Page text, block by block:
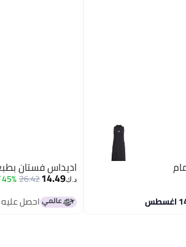
اديداس فستان
د.ك‏14.49
26.42
45% OFF
احصل عليه